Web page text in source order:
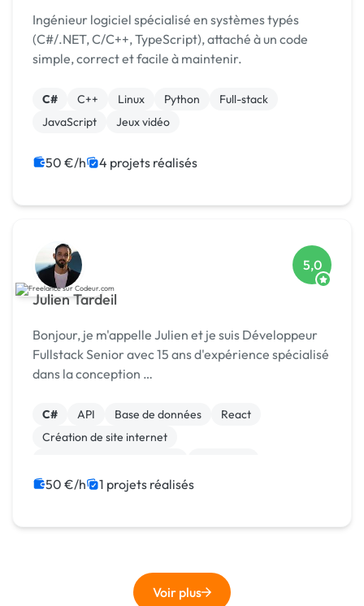
Ingénieur logiciel spécialisé en systèmes typés
(C#/.NET, C/C++, TypeScript), attaché à un code
simple, correct et facile à maintenir.
C# C++ Linux Python
Full-stack
JavaScript
Jeux vidéo
50 €/h 4 projets réalisés
Julien Tardeil
5,0
Bonjour, je m'appelle Julien et je suis Développeur
Fullstack Senior avec 15 ans d'expérience spécialisé
dans la conception …
C# API Base de données
React
Création de site internet
50 €/h 1 projets réalisés
Voir plus